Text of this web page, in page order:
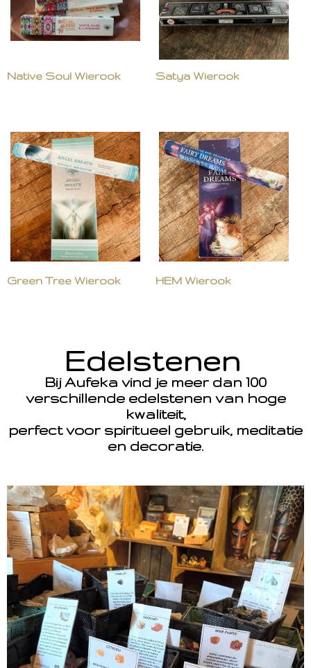
Native Soul Wierook Satya Wierook
Green Tree Wierook HEM Wierook
Edelstenen
Bij Aufeka vind je meer dan 100
verschillende edelstenen van hoge
kwaliteit,
perfect voor spiritueel gebruik, meditatie
en decoratie.